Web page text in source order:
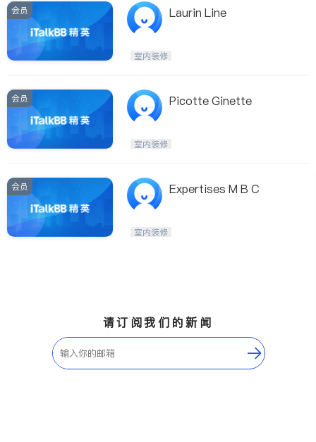
会员 Laurin Line
室内装修
会员 Picotte Ginette
室内装修
会员 Expertises M B C
室内装修
请订阅我们的新闻